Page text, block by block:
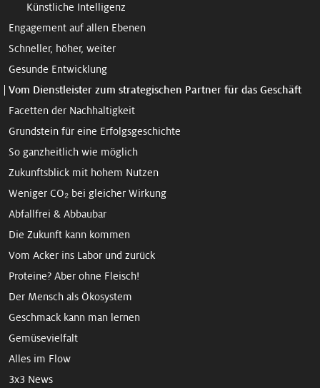
Künstliche Intelligenz
Engagement auf allen Ebenen
Schneller, höher, weiter
Gesunde Entwicklung
Vom Dienstleister zum strategischen Partner für das Geschäft
Facetten der Nachhaltigkeit
Grundstein für eine Erfolgsgeschichte
So ganzheitlich wie möglich
Zukunftsblick mit hohem Nutzen
Weniger CO₂ bei gleicher Wirkung
Abfallfrei & Abbaubar
Die Zukunft kann kommen
Vom Acker ins Labor und zurück
Proteine? Aber ohne Fleisch!
Der Mensch als Ökosystem
Geschmack kann man lernen
Gemüsevielfalt
Alles im Flow
3x3 News